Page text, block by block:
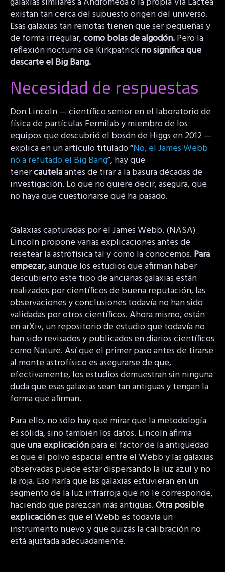
existan tan cerca del supuesto origen del universo.
Esas galaxias tan remotas tienen que ser pequeñas y
de forma irregular,como bolas de algodón.Pero la
reflexión nocturna de Kirkpatrickno significa que
descarte el Big Bang.
Necesidad de respuestas
Don Lincoln — científico senior en el laboratorio de
física de partículas Fermilab y miembro de los
equipos que descubrió el bosón de Higgs en 2012 —
explica en un artículo titulado “No, el James Webb
no a refutado el Big Bang”, hay que
tenercautelaantes de tirar a la basura décadas de
investigación. Lo que no quiere decir, asegura, que
no haya que cuestionarse qué ha pasado.
Galaxias capturadas por el James Webb. (NASA)
Lincoln propone varias explicaciones antes de
resetear la astrofísica tal y como la conocemos. Para
empezar,aunque los estudios que afirman haber
descubierto este tipo de ancianas galaxias están
realizados por científicos de buena reputación, las
observaciones y conclusiones todavía no han sido
validadas por otros científicos. Ahora mismo, están
en arXiv, un repositorio de estudio que todavía no
han sido revisados y publicados en diarios científicos
como Nature. Así que el primer paso antes de tirarse
al monte astrofísico es asegurarse de que,
efectivamente, los estudios demuestran sin ninguna
duda que esas galaxias sean tan antiguas y tengan la
forma que afirman.
Para ello, no sólo hay que mirar que la metodología
es sólida, sino también los datos. Lincoln afirma
queuna explicaciónpara el factor de la antigüedad
es que el polvo espacial entre el Webb y las galaxias
observadas puede estar dispersando la luz azul y no
la roja. Eso haría que las galaxias estuvieran en un
segmento de la luz infrarroja que no le corresponde,
haciendo que parezcan más antiguas.Otra posible
explicaciónes que el Webb es todavía un
instrumento nuevo y que quizás la calibración no
está ajustada adecuadamente.